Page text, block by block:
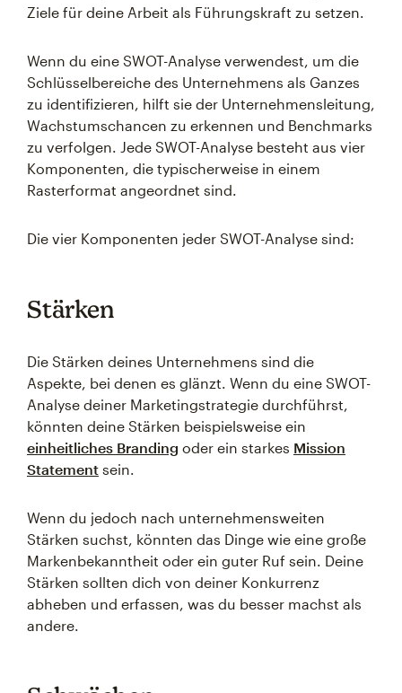
Ziele für deine Arbeit als Führungskraft zu setzen.
Wenn du eine SWOT-Analyse verwendest, um die
Schlüsselbereiche des Unternehmens als Ganzes
zu identifizieren, hilft sie der Unternehmensleitung,
Wachstumschancen zu erkennen und Benchmarks
zu verfolgen. Jede SWOT-Analyse besteht aus vier
Komponenten, die typischerweise in einem
Rasterformat angeordnet sind.
Die vier Komponenten jeder SWOT-Analyse sind:
Stärken
Die Stärken deines Unternehmens sind die
Aspekte, bei denen es glänzt. Wenn du eine SWOT-
Analyse deiner Marketingstrategie durchführst,
könnten deine Stärken beispielsweise ein
einheitliches Branding oder ein starkes Mission
Statement sein.
Wenn du jedoch nach unternehmensweiten
Stärken suchst, könnten das Dinge wie eine große
Markenbekanntheit oder ein guter Ruf sein. Deine
Stärken sollten dich von deiner Konkurrenz
abheben und erfassen, was du besser machst als
andere.